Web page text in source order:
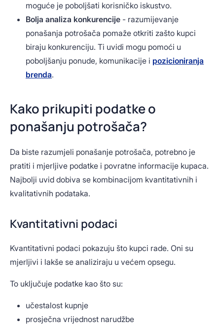
moguće je poboljšati korisničko iskustvo.
Bolja analiza konkurencije - razumijevanje
ponašanja potrošača pomaže otkriti zašto kupci
biraju konkurenciju. Ti uvidi mogu pomoći u
poboljšanju ponude, komunikacije i pozicioniranja
brenda.
Kako prikupiti podatke o
ponašanju potrošača?
Da biste razumjeli ponašanje potrošača, potrebno je
pratiti i mjerljive podatke i povratne informacije kupaca.
Najbolji uvid dobiva se kombinacijom kvantitativnih i
kvalitativnih podataka.
Kvantitativni podaci
Kvantitativni podaci pokazuju što kupci rade. Oni su
mjerljivi i lakše se analiziraju u većem opsegu.
To uključuje podatke kao što su:
učestalost kupnje
prosječna vrijednost narudžbe